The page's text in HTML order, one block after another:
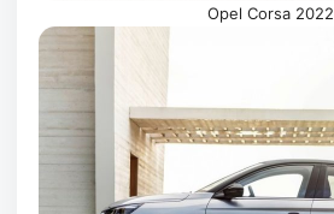
Opel Corsa 2022